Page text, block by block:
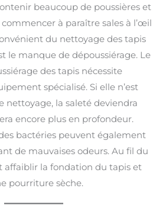
beaucoup de poussières et
à paraître sales à l’œil
du nettoyage des tapis
le manque de dépoussiérage. Le
des tapis nécessite
spécialisé. Si elle n’est
nettoyage, la saleté deviendra
encore plus en profondeur.
bactéries peuvent également
de mauvaises odeurs. Au fil du
affaiblir la fondation du tapis et
pourriture sèche.